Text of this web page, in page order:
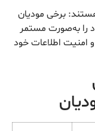
برخی مودیان
را به‌صورت مستمر
امنیت اطلاعات خود